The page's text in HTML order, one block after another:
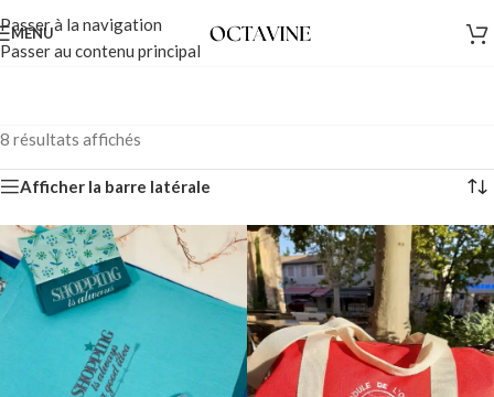
Passer à la navigation
Passer au contenu principal
MENU
8 résultats affichés
Afficher la barre latérale